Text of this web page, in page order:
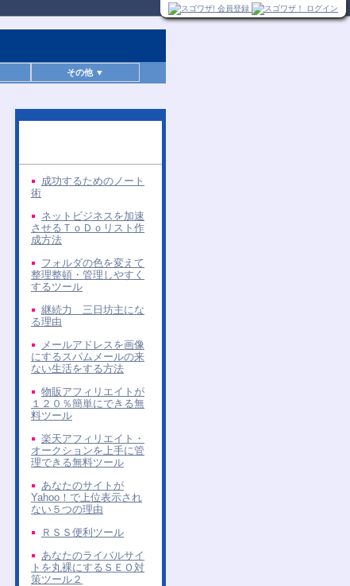
その他 ▼
成功するためのノート
術
ネットビジネスを加速
させるＴｏＤｏリスト作
成方法
フォルダの色を変えて
整理整頓・管理しやすく
するツール
継続力 三日坊主にな
る理由
メールアドレスを画像
にするスパムメールの来
ない生活をする方法
物販アフィリエイトが
１２０％簡単にできる無
料ツール
楽天アフィリエイト・
オークションを上手に管
理できる無料ツール
あなたのサイトが
Yahoo！で上位表示され
ない５つの理由
ＲＳＳ便利ツール
あなたのライバルサイ
トを丸裸にするＳＥＯ対
策ツール２